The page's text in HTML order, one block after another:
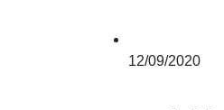
12/09/2020